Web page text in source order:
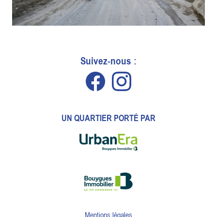
UN QUARTIER PORTÉ PAR
Suivez-nous :
Mentions légales